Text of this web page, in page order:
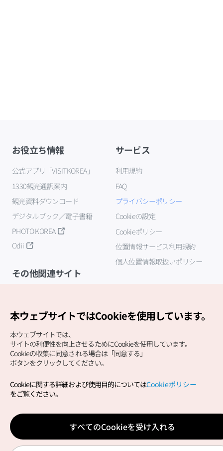
お役立ち情報
公式アプリ「VISITKOREA」
1330観光通訳案内
観光資料ダウンロード
デジタルブック／電子書籍
PHOTO KOREA
Odii
サービス
利用規約
FAQ
プライバシーポリシー
Cookieの設定
Cookieポリシー
位置情報サービス利用規約
個人位置情報取扱いポリシー
その他関連サイト
Copyright (c) Korea Tourism Organization All Rights
サイトエラー報告公式メール
japanese@knto.or.kr
本ウェブサイトではCookieを使用しています。
本ウェブサイトでは、
サイトの利便性を向上させるためにCookieを使用しています。
Cookieの収集に同意される場合は「同意する」
ボタンをクリックしてください。
Cookieに関する詳細および使用目的についてはCookieポリシー
をご覧ください。
すべてのCookieを受け入れる